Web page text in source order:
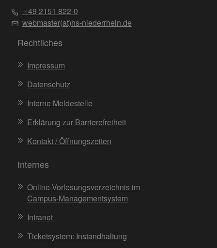
+49 2151 822-0
webmaster(at)hs-niederrhein.de
Rechtliches
Impressum
Datenschutz
Interne Meldestelle
Erklärung zur Barrierefreiheit
Kontakt / Öffnungszeiten
Internes
Online-Vorlesungsverzeichnis im
Campus-Managementsystem
Intranet
Ticketsystem: Instandhaltung